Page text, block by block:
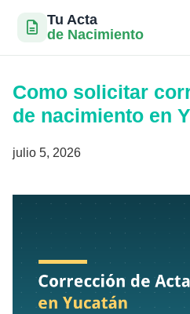
Tu Acta
de Nacimiento
contenido
Como solicitar
de nacimiento en
julio 5, 2026